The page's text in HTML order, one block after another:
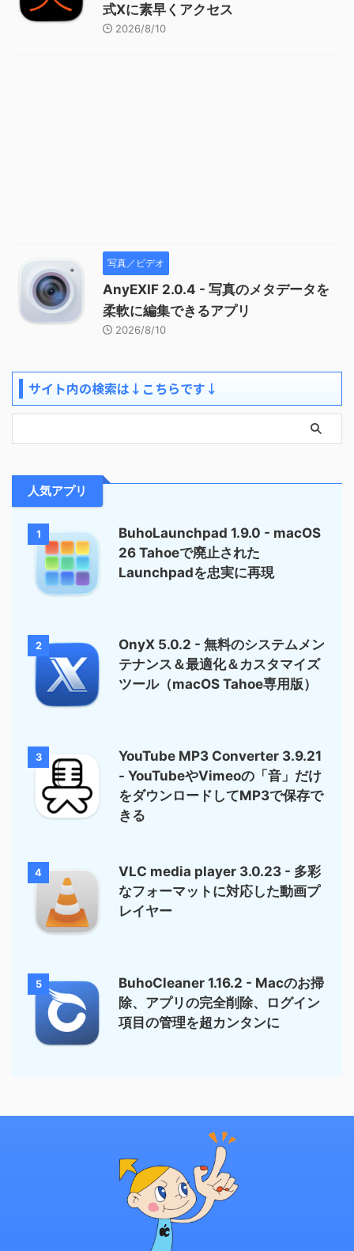
式Xに素早くアクセス
2026/8/10
写真／ビデオ
AnyEXIF 2.0.4 - 写真のメタデータを
柔軟に編集できるアプリ
2026/8/10
サイト内の検索は↓こちらです↓
人気アプリ
1
BuhoLaunchpad 1.9.0 - macOS
26 Tahoeで廃止された
Launchpadを忠実に再現
2
OnyX 5.0.2 - 無料のシステムメン
テナンス＆最適化＆カスタマイズ
ツール（macOS Tahoe専用版）
3
YouTube MP3 Converter 3.9.21
- YouTubeやVimeoの「音」だけ
をダウンロードしてMP3で保存で
きる
4
VLC media player 3.0.23 - 多彩
なフォーマットに対応した動画プ
レイヤー
5
BuhoCleaner 1.16.2 - Macのお掃
除、アプリの完全削除、ログイン
項目の管理を超カンタンに